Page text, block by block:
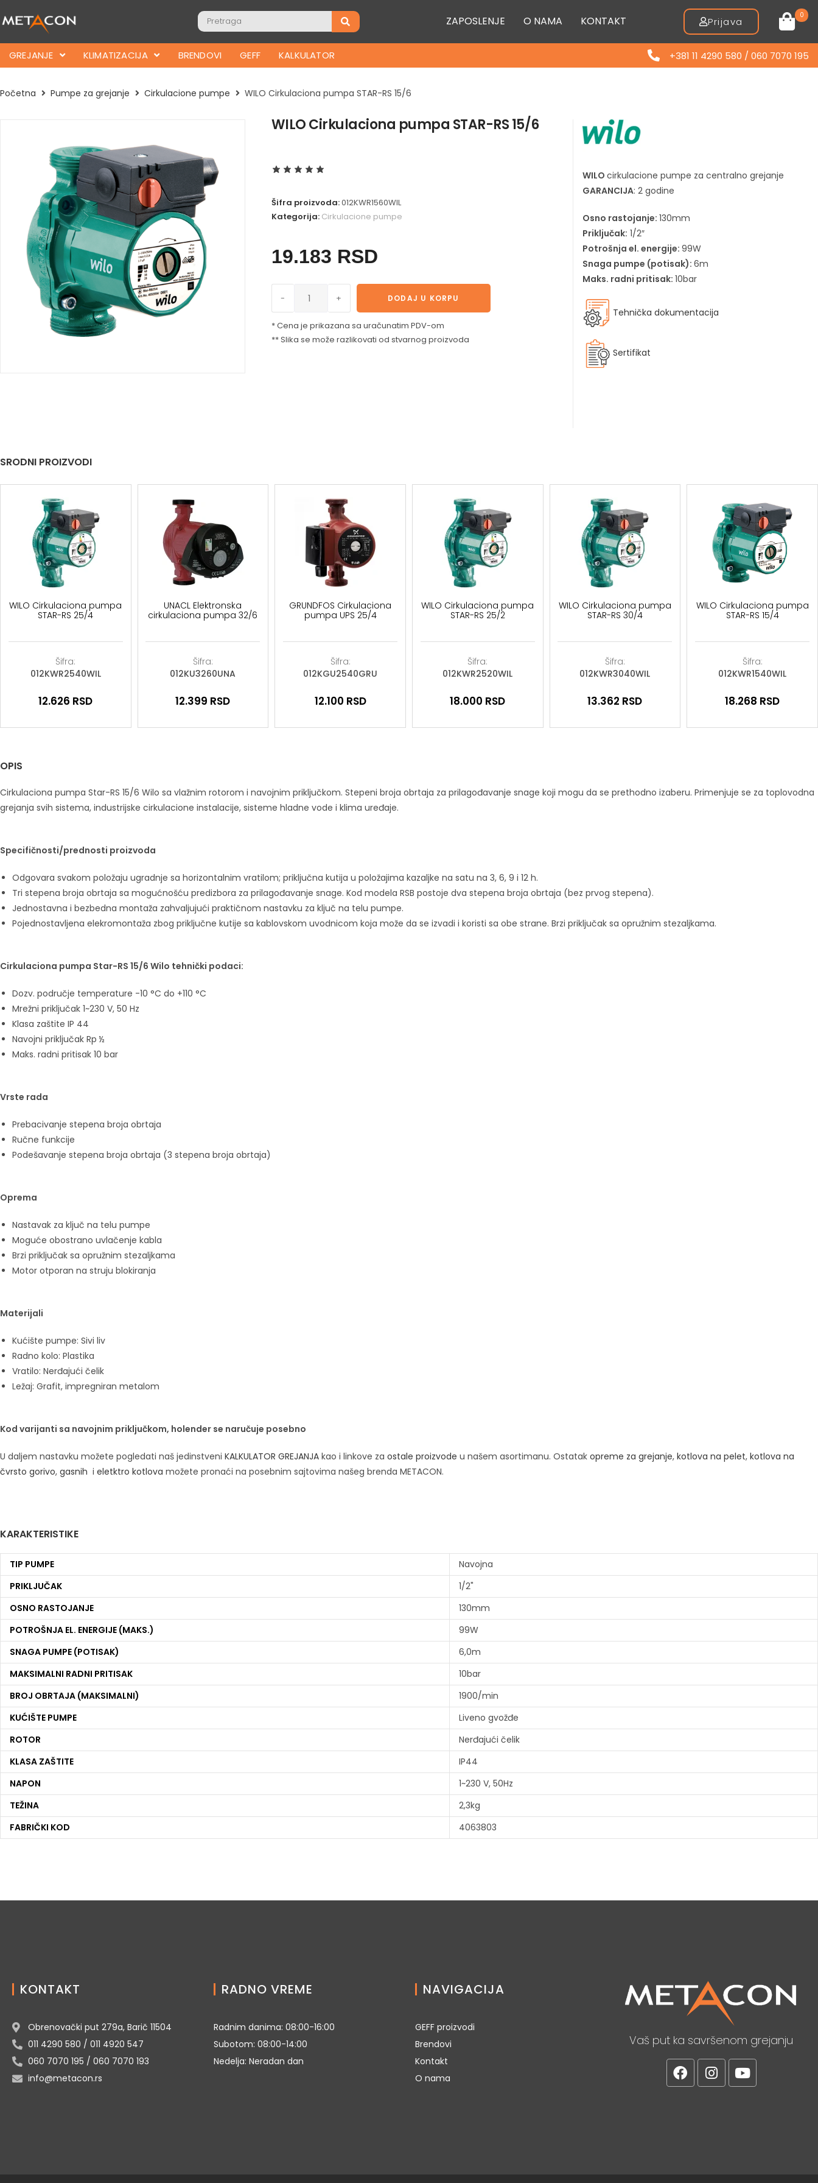
ZAPOSLENJE O NAMA KONTAKT Prijava 0
GREJANJE KLIMATIZACIJA BRENDOVI GEFF KALKULATOR +381 11 4290 580 / 060 7070 195
Početna Pumpe za grejanje Cirkulacione pumpe WILO Cirkulaciona pumpa STAR-RS 15/6
WILO Cirkulaciona pumpa STAR-RS 15/6
Šifra proizvoda:012KWR1560WIL
Kategorija: Cirkulacione pumpe
19.183 RSD
- + DODAJ U KORPU
* Cena je prikazana sa uračunatim PDV-om
** Slika se može razlikovati od stvarnog proizvoda
WILO cirkulacione pumpe za centralno grejanje
GARANCIJA: 2 godine
Osno rastojanje: 130mm
Priključak: 1/2″
Potrošnja el. energije: 99W
Snaga pumpe (potisak): 6m
Maks. radni pritisak: 10bar
Tehnička dokumentacija
Sertifikat
SRODNI PROIZVODI
WILO Cirkulaciona pumpa
STAR-RS 25/4
Šifra:
012KWR2540WIL
12.626 RSD
UNACL Elektronska
cirkulaciona pumpa 32/6
Šifra:
012KU3260UNA
12.399 RSD
GRUNDFOS Cirkulaciona
pumpa UPS 25/4
Šifra:
012KGU2540GRU
12.100 RSD
WILO Cirkulaciona pumpa
STAR-RS 25/2
Šifra:
012KWR2520WIL
18.000 RSD
WILO Cirkulaciona pumpa
STAR-RS 30/4
Šifra:
012KWR3040WIL
13.362 RSD
WILO Cirkulaciona pumpa
STAR-RS 15/4
Šifra:
012KWR1540WIL
18.268 RSD
OPIS
Cirkulaciona pumpa Star-RS 15/6 Wilo sa vlažnim rotorom i navojnim priključkom. Stepeni broja obrtaja za prilagođavanje snage koji mogu da se prethodno izaberu. Primenjuje se za toplovodna
grejanja svih sistema, industrijske cirkulacione instalacije, sisteme hladne vode i klima uređaje.
Specifičnosti/prednosti proizvoda
Odgovara svakom položaju ugradnje sa horizontalnim vratilom; priključna kutija u položajima kazaljke na satu na 3, 6, 9 i 12 h.
Tri stepena broja obrtaja sa mogućnošću predizbora za prilagođavanje snage. Kod modela RSB postoje dva stepena broja obrtaja (bez prvog stepena).
Jednostavna i bezbedna montaža zahvaljujući praktičnom nastavku za ključ na telu pumpe.
Pojednostavljena elekromontaža zbog priključne kutije sa kablovskom uvodnicom koja može da se izvadi i koristi sa obe strane. Brzi priključak sa opružnim stezaljkama.
Cirkulaciona pumpa Star-RS 15/6 Wilo tehnički podaci:
Dozv. područje temperature -10 °C do +110 °C
Mrežni priključak 1~230 V, 50 Hz
Klasa zaštite IP 44
Navojni priključak Rp ½
Maks. radni pritisak 10 bar
Vrste rada
Prebacivanje stepena broja obrtaja
Ručne funkcije
Podešavanje stepena broja obrtaja (3 stepena broja obrtaja)
Oprema
Nastavak za ključ na telu pumpe
Moguće obostrano uvlačenje kabla
Brzi priključak sa opružnim stezaljkama
Motor otporan na struju blokiranja
Materijali
Kućište pumpe: Sivi liv
Radno kolo: Plastika
Vratilo: Nerđajući čelik
Ležaj: Grafit, impregniran metalom
Kod varijanti sa navojnim priključkom, holender se naručuje posebno
U daljem nastavku možete pogledati naš jedinstveni KALKULATOR GREJANJA kao i linkove za ostale proizvode u našem asortimanu. Ostatak opreme za grejanje, kotlova na pelet, kotlova na
čvrsto gorivo, gasnih i eletktro kotlova možete pronaći na posebnim sajtovima našeg brenda METACON.
KARAKTERISTIKE
TIP PUMPE
Navojna
PRIKLJUČAK
1/2"
OSNO RASTOJANJE
130mm
POTROŠNJA EL. ENERGIJE (MAKS.)
99W
SNAGA PUMPE (POTISAK)
6,0m
MAKSIMALNI RADNI PRITISAK
10bar
BROJ OBRTAJA (MAKSIMALNI)
1900/min
KUĆIŠTE PUMPE
Liveno gvožđe
ROTOR
Nerđajući čelik
KLASA ZAŠTITE
IP44
NAPON
1~230 V, 50Hz
TEŽINA
2,3kg
FABRIČKI KOD
4063803
KONTAKT
Obrenovački put 279a, Barič 11504
011 4290 580 / 011 4920 547
060 7070 195 / 060 7070 193
info@metacon.rs
RADNO VREME
Radnim danima: 08:00-16:00
Subotom: 08:00-14:00
Nedelja: Neradan dan
NAVIGACIJA
GEFF proizvodi
Brendovi
Kontakt
O nama
Vaš put ka savršenom grejanju